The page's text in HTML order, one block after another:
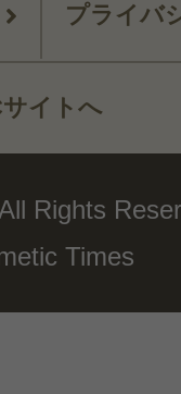
プライバ
イトへ
Rights
Times